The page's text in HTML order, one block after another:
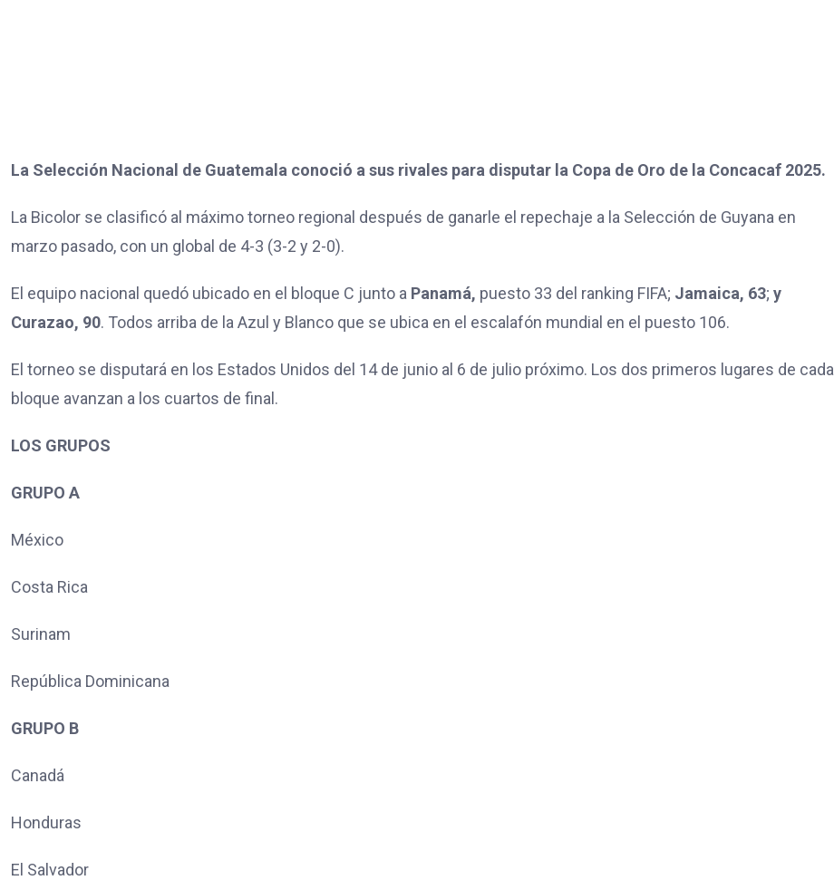
La Selección Nacional de Guatemala conoció a sus rivales para disputar la Copa de Oro de la Concacaf 2025.
La Bicolor se clasificó al máximo torneo regional después de ganarle el repechaje a la Selección de Guyana en
marzo pasado, con un global de 4-3 (3-2 y 2-0).
El equipo nacional quedó ubicado en el bloque C junto a Panamá, puesto 33 del ranking FIFA; Jamaica, 63; y
Curazao, 90. Todos arriba de la Azul y Blanco que se ubica en el escalafón mundial en el puesto 106.
El torneo se disputará en los Estados Unidos del 14 de junio al 6 de julio próximo. Los dos primeros lugares de cada
bloque avanzan a los cuartos de final.
LOS GRUPOS
GRUPO A
México
Costa Rica
Surinam
República Dominicana
GRUPO B
Canadá
Honduras
El Salvador